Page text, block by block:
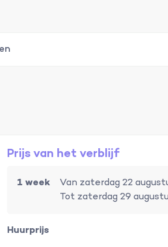
Prijs van het verblijf
1 week
Van zaterdag 22
Tot zaterdag 29
Huurprijs